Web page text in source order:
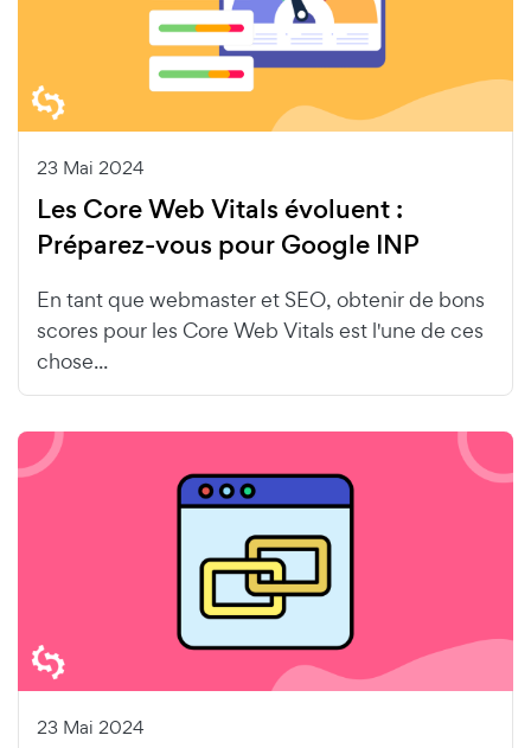
23 Mai 2024
Les Core Web Vitals évoluent :
Préparez-vous pour Google INP
En tant que webmaster et SEO, obtenir de bons
scores pour les Core Web Vitals est l'une de ces
chose...
23 Mai 2024